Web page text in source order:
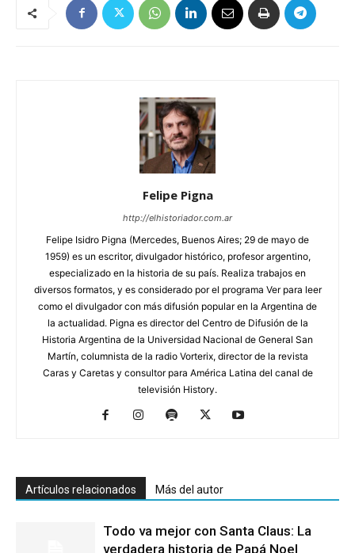
Felipe Pigna
http://elhistoriador.com.ar
Felipe Isidro Pigna (Mercedes, Buenos Aires; 29 de mayo de
1959) es un escritor, divulgador histórico, profesor argentino,
especializado en la historia de su país. Realiza trabajos en
diversos formatos, y es considerado por el programa Ver para leer
como el divulgador con más difusión popular en la Argentina de
la actualidad. Pigna es director del Centro de Difusión de la
Historia Argentina de la Universidad Nacional de General San
Martín, columnista de la radio Vorterix, director de la revista
Caras y Caretas y consultor para América Latina del canal de
televisión History.
Artículos relacionados Más del autor
Todo va mejor con Santa Claus: La
verdadera historia de Papá Noel